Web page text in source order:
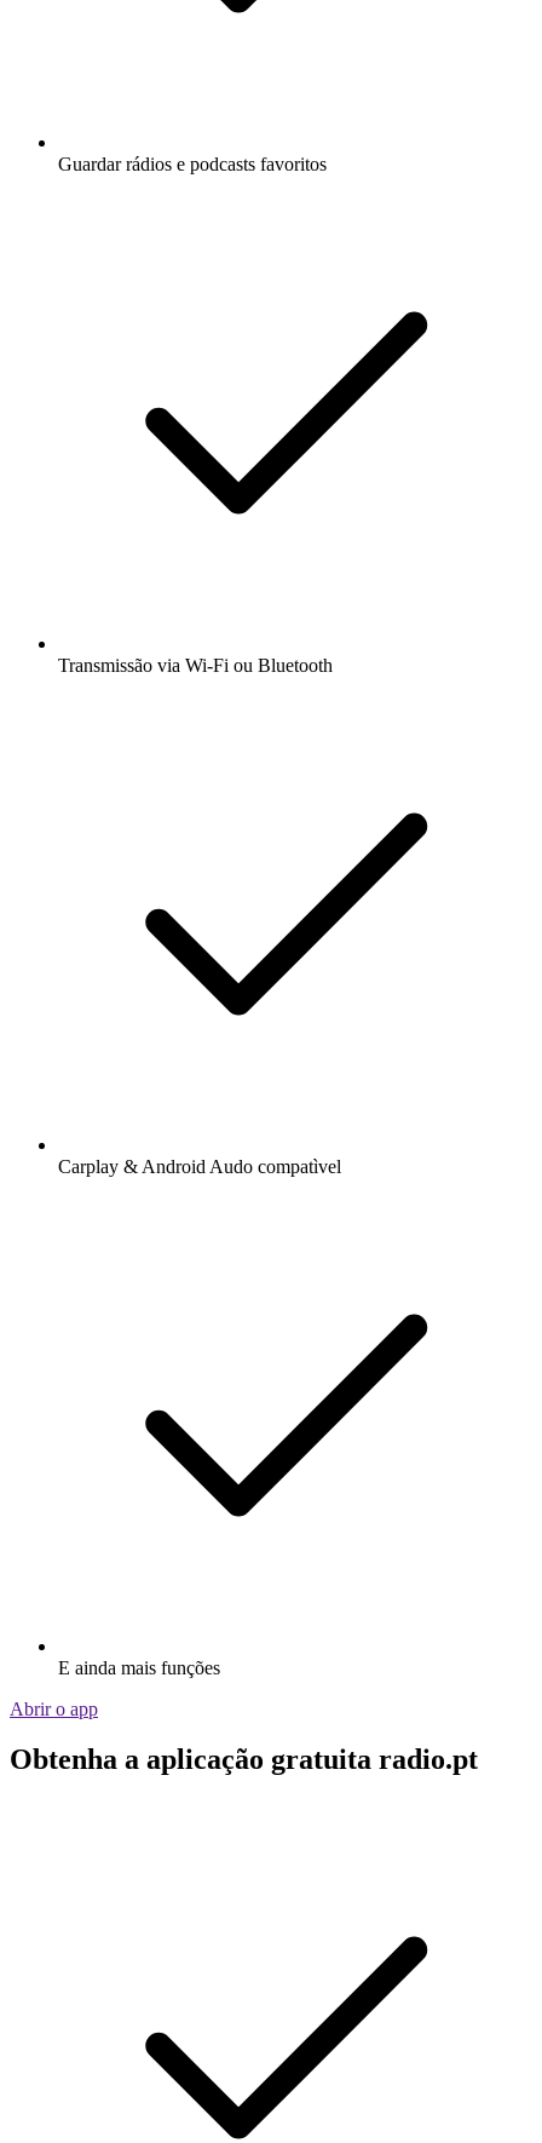
Guardar rádios e podcasts favoritos
Transmissão via Wi-Fi ou Bluetooth
Carplay & Android Audo compatìvel
E ainda mais funções
Abrir o app
Obtenha a aplicação gratuita radio.pt